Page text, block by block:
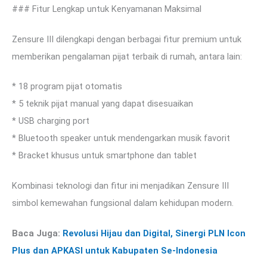
### Fitur Lengkap untuk Kenyamanan Maksimal
Zensure III dilengkapi dengan berbagai fitur premium untuk
memberikan pengalaman pijat terbaik di rumah, antara lain:
* 18 program pijat otomatis
* 5 teknik pijat manual yang dapat disesuaikan
* USB charging port
* Bluetooth speaker untuk mendengarkan musik favorit
* Bracket khusus untuk smartphone dan tablet
Kombinasi teknologi dan fitur ini menjadikan Zensure III
simbol kemewahan fungsional dalam kehidupan modern.
Baca Juga: Revolusi Hijau dan Digital, Sinergi PLN Icon
Plus dan APKASI untuk Kabupaten Se-Indonesia